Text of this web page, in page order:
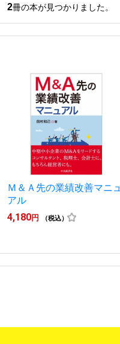
2冊の本が見つかりました。
Ｍ＆Ａ先の業績改善マニュ
アル
4,180円 （税込）